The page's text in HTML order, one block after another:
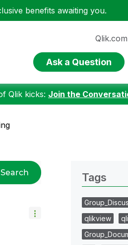
benefits awaiting you.
Qlik.com
Ask a Question
Qlik kicks: Join the
Search Tags
qlikview